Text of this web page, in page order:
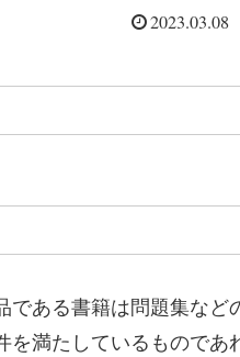
2023.03.08
である書籍は問題集など
満たしているものであ